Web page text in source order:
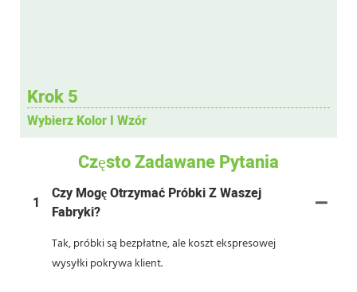
Krok 5
Wybierz Kolor I Wzór
Często Zadawane Pytania
1
Czy Mogę Otrzymać Próbki Z Waszej
Fabryki?
Tak, próbki są bezpłatne, ale koszt ekspresowej
wysyłki pokrywa klient.